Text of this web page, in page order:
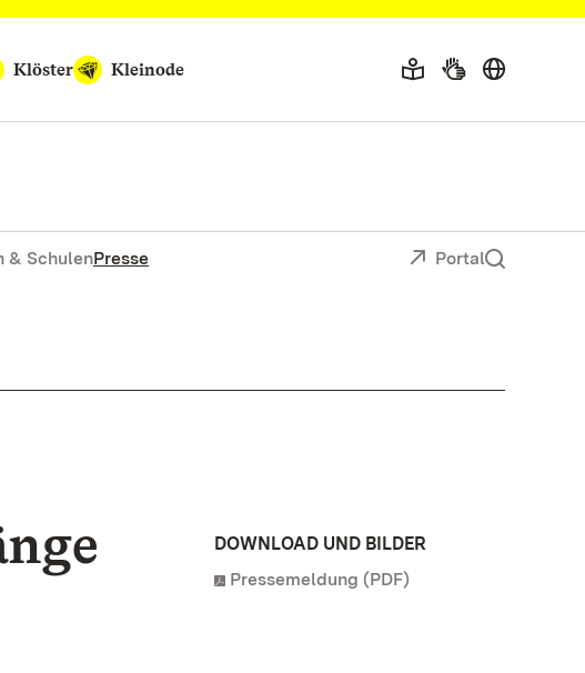
Klöster Kleinode
& SchulenPresse Portal
DOWNLOAD UND BILDER
Pressemeldung (PDF)